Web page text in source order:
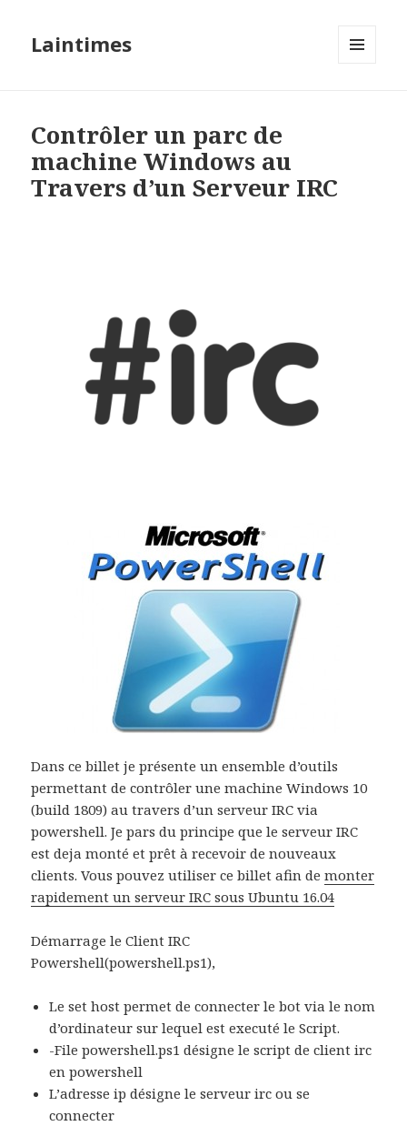
Laintimes
Contrôler un parc de
machine Windows au
Travers d’un Serveur IRC
Dans ce billet je présente un ensemble d’outils
permettant de contrôler une machine Windows 10
(build 1809) au travers d’un serveur IRC via
powershell. Je pars du principe que le serveur IRC
est deja monté et prêt à recevoir de nouveaux
clients. Vous pouvez utiliser ce billet afin demonter
rapidement un serveur IRC sous Ubuntu 16.04
Démarrage le Client IRC
Powershell(powershell.ps1),
Le set host permet de connecter le bot via le nom
d’ordinateur sur lequel est executé le Script.
-File powershell.ps1 désigne le script de client irc
en powershell
L’adresse ip désigne le serveur irc ou se
connecter